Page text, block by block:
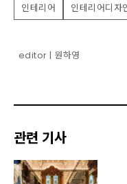
인테리어
인테리어디자
editor | 원하영
관련 기사